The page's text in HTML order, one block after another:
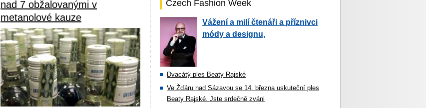
nad 7 obžalovanými v
metanolové kauze
Czech Fashion Week
Vážení a milí čtenáři a příznivci
módy a designu,
Dvacátý ples Beaty Rajské
Ve Žďáru nad Sázavou se 14. března uskuteční ples
Beaty Rajské. Jste srdečně zváni